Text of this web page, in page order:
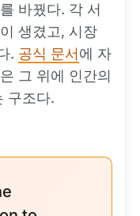
바꿨다. 각 서
생겼고, 시장
. 공식 문서에 자
그 위에 인간의
구조다.